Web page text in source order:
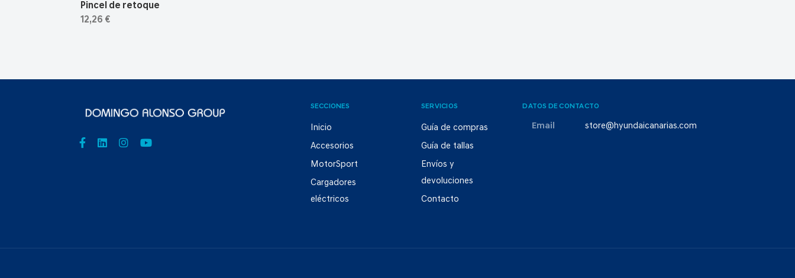
Pincel de retoque
12,26 €
SECCIONES
Inicio
Accesorios
MotorSport
Cargadores
eléctricos
SERVICIOS
Guía de compras
Guía de tallas
Envíos y
devoluciones
Contacto
DATOS DE CONTACTO
Email store@hyundaicanarias.com